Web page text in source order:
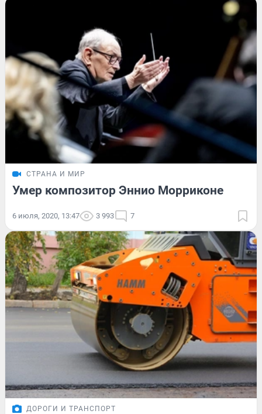
СТРАНА И МИР
Умер композитор Эннио Морриконе
6 июля, 2020, 13:47 3 993 7
ДОРОГИ И ТРАНСПОРТ